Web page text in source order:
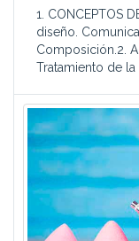
1. CONCEPTOS
diseño.
Composición.2.
Tratamiento de la